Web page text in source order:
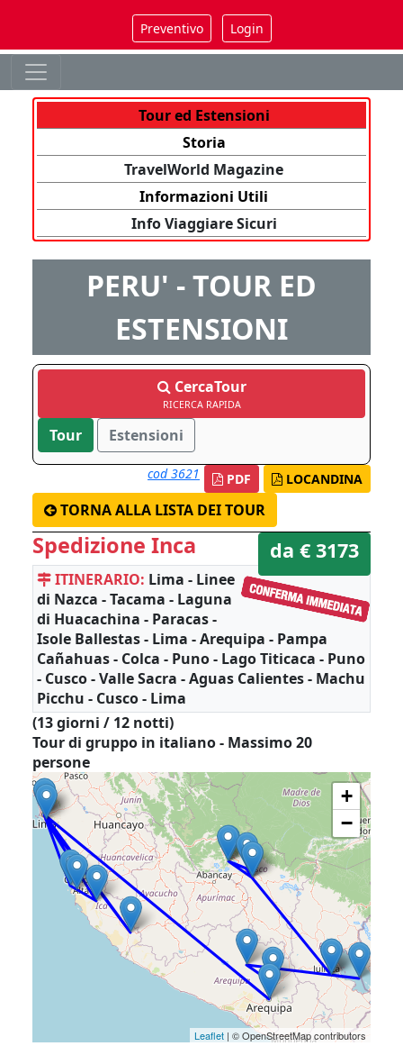
Preventivo Login
Tour ed Estensioni
Storia
TravelWorld Magazine
Informazioni Utili
Info Viaggiare Sicuri
PERU' - TOUR ED
ESTENSIONI
CercaTour
RICERCA RAPIDA
Tour Estensioni
LOCANDINA
PDF
cod 3621
TORNA ALLA LISTA DEI TOUR
da € 3173
Spedizione Inca
ITINERARIO: Lima - Linee
di Nazca - Tacama - Laguna
di Huacachina - Paracas -
Isole Ballestas - Lima - Arequipa - Pampa
Cañahuas - Colca - Puno - Lago Titicaca - Puno
- Cusco - Valle Sacra - Aguas Calientes - Machu
Picchu - Cusco - Lima
(13 giorni / 12 notti)
Tour di gruppo in italiano - Massimo 20
persone
+
−
Leaflet | © OpenStreetMap contributors